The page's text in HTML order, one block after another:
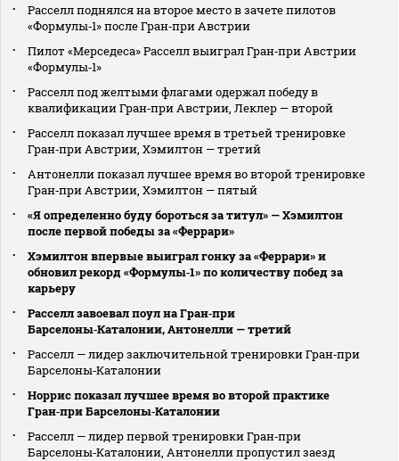
Расселл поднялся на второе место в зачете пилотов
«Формулы‑1» после Гран‑при Австрии
Пилот «Мерседеса» Расселл выиграл Гран‑при Австрии
«Формулы‑1»
Расселл под желтыми флагами одержал победу в
квалификации Гран‑при Австрии, Леклер — второй
Расселл показал лучшее время в третьей тренировке
Гран‑при Австрии, Хэмилтон — третий
Антонелли показал лучшее время во второй тренировке
Гран‑при Австрии, Хэмилтон — пятый
«Я определенно буду бороться за титул» — Хэмилтон
после первой победы за «Феррари»
Хэмилтон впервые выиграл гонку за «Феррари» и
обновил рекорд «Формулы‑1» по количеству побед за
карьеру
Расселл завоевал поул на Гран‑при
Барселоны‑Каталонии, Антонелли — третий
Расселл — лидер заключительной тренировки Гран‑при
Барселоны‑Каталонии
Норрис показал лучшее время во второй практике
Гран‑при Барселоны‑Каталонии
Расселл — лидер первой тренировки Гран‑при
Барселоны‑Каталонии, Антонелли пропустил заезд